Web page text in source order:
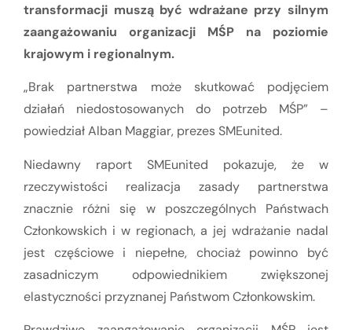
transformacji muszą być wdrażane przy silnym
zaangażowaniu organizacji MŚP na poziomie
krajowym i regionalnym.
„Brak partnerstwa może skutkować podjęciem
działań niedostosowanych do potrzeb MŚP” –
powiedział Alban Maggiar, prezes SMEunited.
Niedawny raport SMEunited pokazuje, że w
rzeczywistości realizacja zasady partnerstwa
znacznie różni się w poszczególnych Państwach
Członkowskich i w regionach, a jej wdrażanie nadal
jest częściowe i niepełne, chociaż powinno być
zasadniczym odpowiednikiem zwiększonej
elastyczności przyznanej Państwom Członkowskim.